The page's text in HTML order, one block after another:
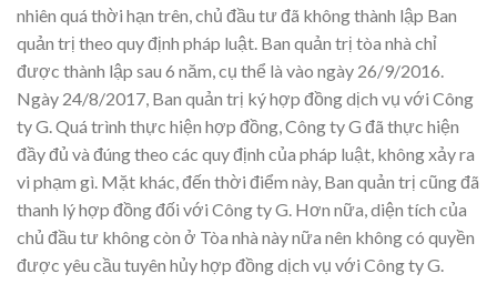
nhiên quá thời hạn trên, chủ đầu tư đã không thành lập Ban
quản trị theo quy định pháp luật. Ban quản trị tòa nhà chỉ
được thành lập sau 6 năm, cụ thể là vào ngày 26/9/2016.
Ngày 24/8/2017, Ban quản trị ký hợp đồng dịch vụ với Công
ty G. Quá trình thực hiện hợp đồng, Công ty G đã thực hiện
đầy đủ và đúng theo các quy định của pháp luật, không xảy ra
vi phạm gì. Mặt khác, đến thời điểm này, Ban quản trị cũng đã
thanh lý hợp đồng đối với Công ty G. Hơn nữa, diện tích của
chủ đầu tư không còn ở Tòa nhà này nữa nên không có quyền
được yêu cầu tuyên hủy hợp đồng dịch vụ với Công ty G.